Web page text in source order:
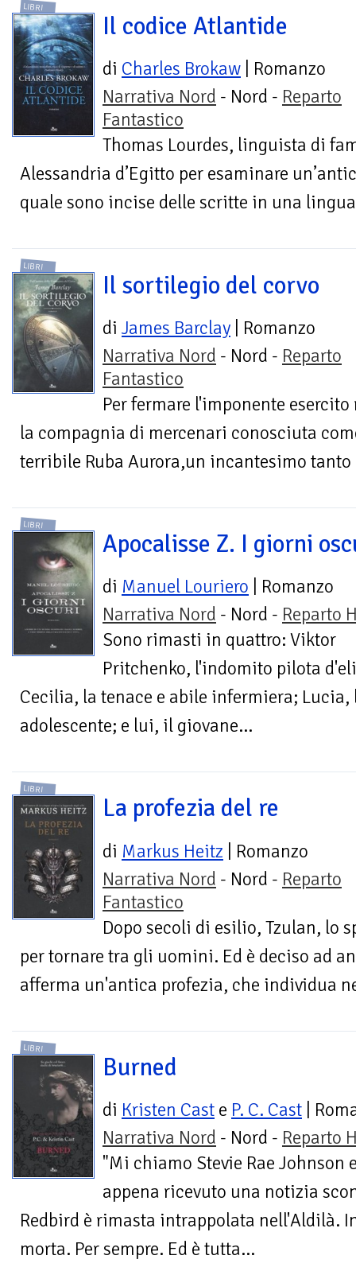
LIBRI
Il codice Atlantide
di Charles Brokaw | Romanzo
Narrativa Nord - Nord - Reparto
Fantastico
Thomas Lourdes, linguista di
Alessandria d’Egitto per esaminare
quale sono incise delle scritte in una
LIBRI
Il sortilegio del corvo
di James Barclay | Romanzo
Narrativa Nord - Nord - Reparto
Fantastico
Per fermare l'imponente
la compagnia di mercenari conosciuta
terribile Ruba Aurora,un incantesimo
LIBRI
Apocalisse Z. I giorni
di Manuel Louriero | Romanzo
Narrativa Nord - Nord - Reparto
Sono rimasti in quattro: Viktor
Pritchenko, l'indomito pilota
Cecilia, la tenace e abile infermiera;
adolescente; e lui, il giovane...
LIBRI
La profezia del re
di Markus Heitz | Romanzo
Narrativa Nord - Nord - Reparto
Fantastico
Dopo secoli di esilio, Tzulan, lo
per tornare tra gli uomini. Ed è deciso ad
afferma un'antica profezia, che individua
LIBRI
Burned
di Kristen Cast e P. C. Cast |
Narrativa Nord - Nord - Reparto
"Mi chiamo Stevie Rae Johnson
appena ricevuto una notizia
Redbird è rimasta intrappolata nell'Aldilà.
morta. Per sempre. Ed è tutta...